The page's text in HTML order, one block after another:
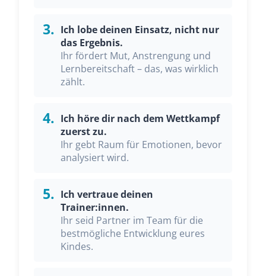
3. Ich lobe deinen Einsatz, nicht nur
das Ergebnis.
Ihr fördert Mut, Anstrengung und
Lernbereitschaft – das, was wirklich
zählt.
4. Ich höre dir nach dem Wettkampf
zuerst zu.
Ihr gebt Raum für Emotionen, bevor
analysiert wird.
5. Ich vertraue deinen
Trainer:innen.
Ihr seid Partner im Team für die
bestmögliche Entwicklung eures
Kindes.